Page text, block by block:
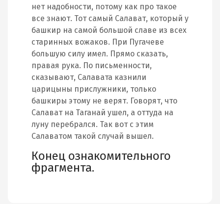
нет надобности, потому как про такое
все знают. Тот самый Салават, который у
башкир на самой большой славе из всех
старинных вожаков. При Пугачеве
большую силу имел. Прямо сказать,
правая рука. По письменности,
сказывают, Салавата казнили
царицыны прислужники, только
башкиры этому не верят. Говорят, что
Салават на Таганай ушел, а оттуда на
луну перебрался. Так вот с этим
Салаватом такой случай вышел.
Конец ознакомительного
фрагмента.